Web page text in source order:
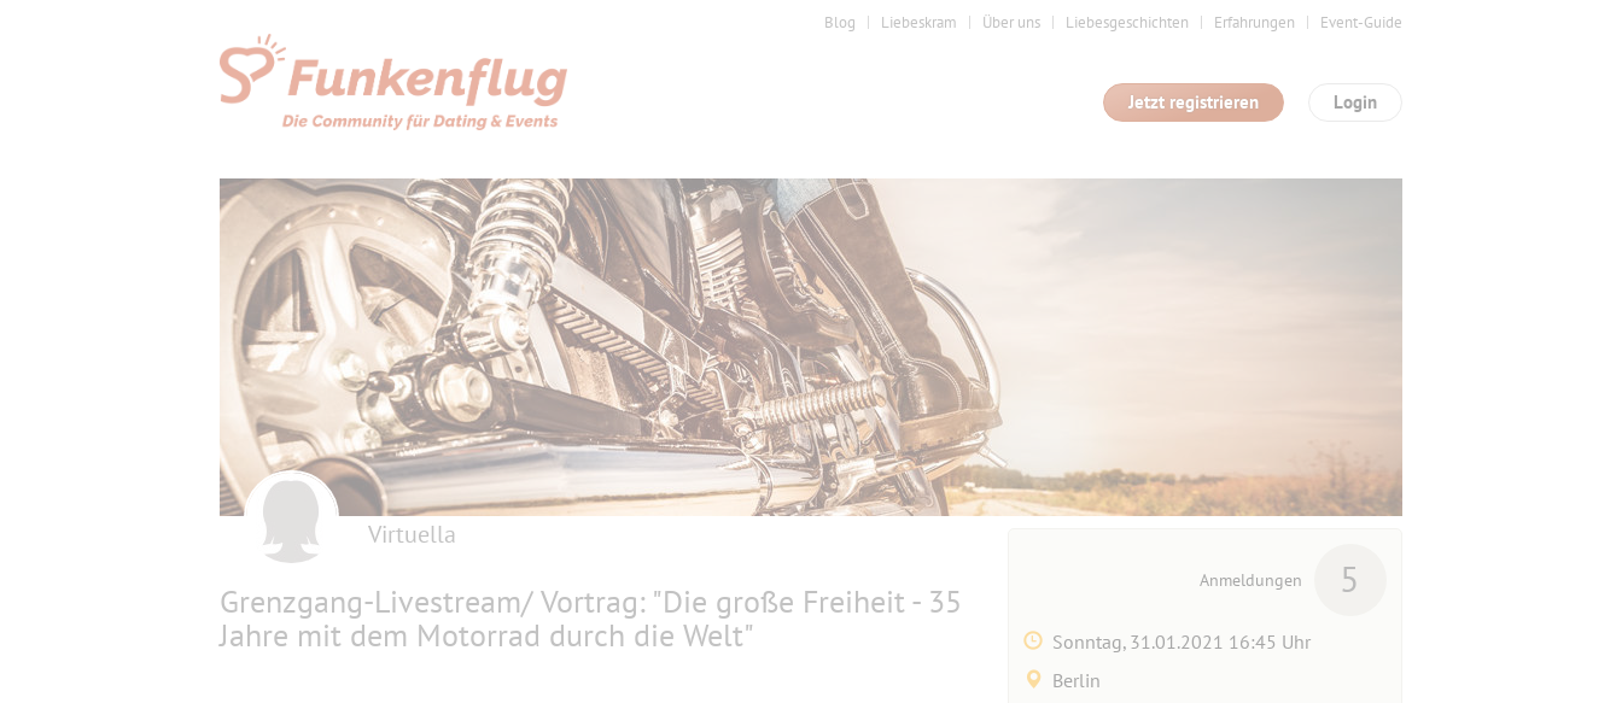
Blog Liebeskram Über uns Liebesgeschichten Erfahrungen Event-Guide
Login
Jetzt registrieren
Virtuella
Grenzgang-Livestream/ Vortrag: "Die große Freiheit - 35
Jahre mit dem Motorrad durch die Welt"
Anmeldungen 5
Sonntag, 31.01.2021 16:45 Uhr
Berlin